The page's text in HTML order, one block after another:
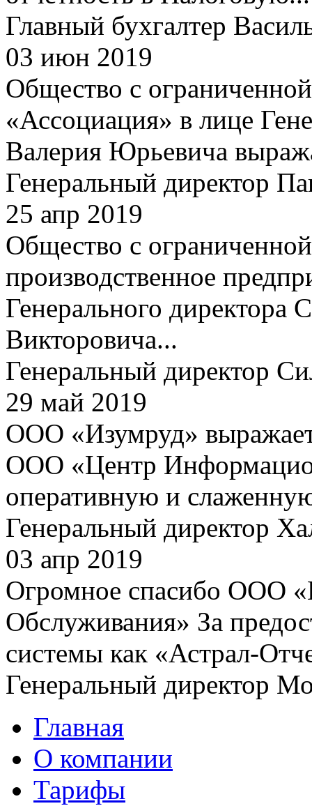
Главный бухгалтер
03 июн 2019
Общество с
«Ассоциация» в лице
Валерия Юрьевича
Генеральный директор
25 апр 2019
Общество с
производственное
Генерального директора
Викторовича...
Генеральный директор
29 май 2019
ООО «Изумруд» выражает
ООО «Центр
оперативную и
Генеральный директор
03 апр 2019
Огромное спасибо ООО
Обслуживания» За
системы как «Астрал-
Генеральный директор
Главная
О компании
Тарифы